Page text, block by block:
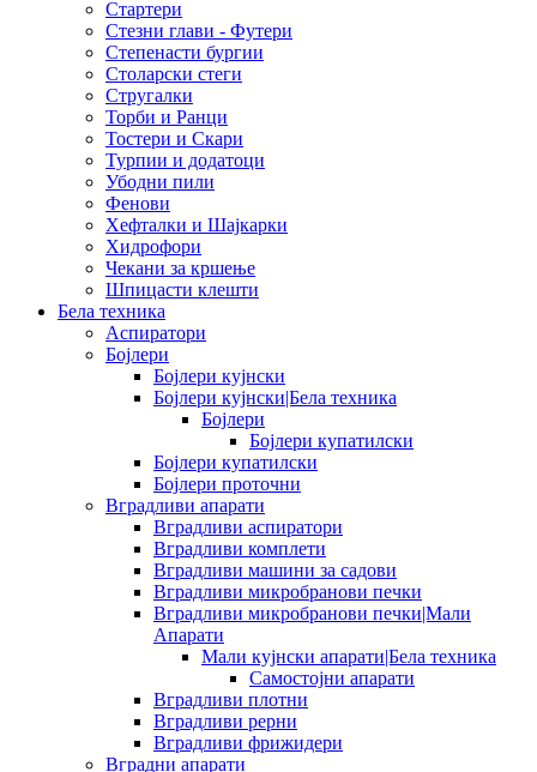
Стартери
Стезни глави - Футери
Степенасти бургии
Столарски стеги
Стругалки
Торби и Ранци
Тостери и Скари
Турпии и додатоци
Убодни пили
Фенови
Хефталки и Шајкарки
Хидрофори
Чекани за кршење
Шпицасти клешти
Бела техника
Аспиратори
Бојлери
Бојлери кујнски
Бојлери кујнски|Бела техника
Бојлери
Бојлери купатилски
Бојлери купатилски
Бојлери проточни
Вградливи апарати
Вградливи аспиратори
Вградливи комплети
Вградливи машини за садови
Вградливи микробранови печки
Вградливи микробранови печки|Мали
Апарати
Мали кујнски апарати|Бела техника
Самостојни апарати
Вградливи плотни
Вградливи рерни
Вградливи фрижидери
Вградни апарати